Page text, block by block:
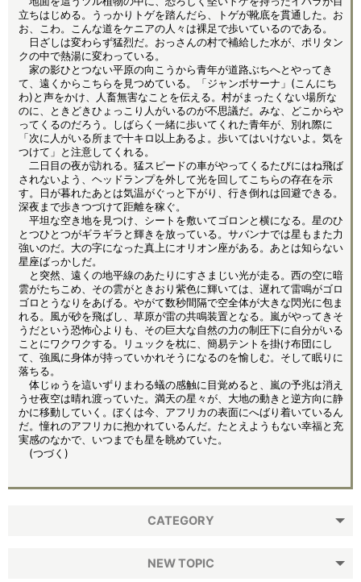
立ちはじめる。うっかりトゲを踏んだら、トゲが靴底を貫通した。お
お、こわ。こんな道をケニアの人々は裸足で歩いているのである。
日ざしは変わらず猛烈だ。おっさんの村で補給した水が、ポリタン
クの中で熱湯に変わっている。
家の影ひとつない平原の向こうから青年が道路ぶちへとやってき
て、遠くからこちらを見つめている。「ジャンボサーナ」(こんにち
わ)と声をかけ、人畜無害なことを伝える。村がまったくない場所な
のに、ときどきひょっこり人がいるのが不思議だ。みな、どこからや
ってくるのだろう。しばらく一緒に歩いてくれた青年が、別れ際に
「次に人がいる所まで十キロ以上あるよ。歩いてはいけないよ。気を
つけて」と注意してくれる。
二日目の夜が訪れる。猛スピードの車がやってくるたびにはね飛ば
されないよう、ヘッドランプを外して光を回してこちらの存在を示
す。日が暮れたあとは気温がぐっと下がり、行き倒れは回避できる。
深夜まで歩きつづけて距離を稼ぐ。
平坦な空き地を見つけ、シートを敷いてゴロンと横になる。星のひ
とつひとつがギラギラと輝きを放っている。サバンナでは星もまた力
強いのだ。大の字になった真上にオリオン座がある。あとは知らない
星座ばっかしだ。
と突然、遠くの地平線のあたりにすさまじい光が走る。西の空に暗
雲がたちこめ、その雲がときおり紫色に輝いては、遅れて雷鳴がゴロ
ゴロとうなりをあげる。やがて数秒間隔で空全体が大きな閃光に包ま
れる。風が砂を飛ばし、草原が雷の共鳴装置となる。嵐がやってきそ
うだという恐怖心よりも、その巨大な自然の力の制圧下に自分がいる
ことにワクワクする。リュックを枕に、簡易テントを掛け布団にし
て、強風に身体が持っていかれそうになるのを愉しむ。そして眠りに
落ちる。
体じゅうを這いずりまわる蟻の感触に目覚めると、嵐の予兆は消え
うせ夜空は晴れ渡っていた。満天の星々が、大地の動きと逆方向に静
かに移動していく。ぼくは今、アフリカの表面にへばり着いているん
だ。憧れのアフリカに抱かれているんだ。たとえようもない幸福と充
実感のなかで、いつまでも星を眺めていた。
(つづく)
CATEGORY
NEW TOPIC